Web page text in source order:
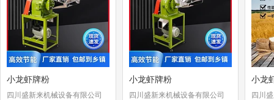
小龙虾牌粉
四川盛新来机械设备有限公司
小龙虾牌粉
四川盛新来机械设备有限公司
小龙
四川